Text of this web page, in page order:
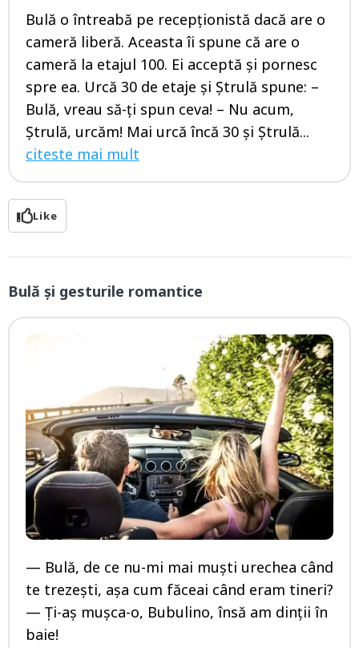
Bulă o întreabă pe recepționistă dacă are o
cameră liberă. Aceasta îi spune că are o
cameră la etajul 100. Ei acceptă și pornesc
spre ea. Urcă 30 de etaje și Ștrulă spune: –
Bulă, vreau să-ți spun ceva! – Nu acum,
Ștrulă, urcăm! Mai urcă încă 30 și Ștrulă...
citeste mai mult
Like
Bulă și gesturile romantice
— Bulă, de ce nu-mi mai muști urechea când
te trezești, așa cum făceai când eram tineri?
— Ți-aș mușca-o, Bubulino, însă am dinții în
baie!